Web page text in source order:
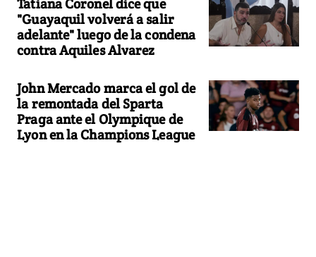
Tatiana Coronel dice que
"Guayaquil volverá a salir
adelante" luego de la condena
contra Aquiles Alvarez
John Mercado marca el gol de
la remontada del Sparta
Praga ante el Olympique de
Lyon en la Champions League